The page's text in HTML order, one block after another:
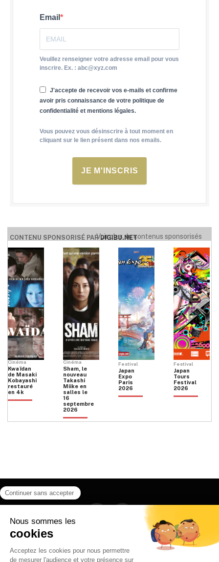
Email
Veuillez renseigner votre adresse email pour vous
inscrire. Ex. : abc@xyz.com
J'accepte de recevoir vos e-mails et confirme
avoir pris connaissance de votre politique de
confidentialité et mentions légales.
Vous pouvez vous désinscrire à tout moment en
cliquant sur le lien présent dans nos emails.
JE M'INSCRIS
CONTENU SPONSORISÉ PARDIGIBU.NET
Voir plus de contenus sponsorisés
Cinéma
Kwaïdan
de Masaki
Kobayashi
restauré
en 4k
Cinéma
Sham, le
nouveau
Takashi
Miike en
salles le
16
septembre
2026
Festival
Japan
Expo
Paris
2026
Festival
Japan
Tours
Festival
2026
Instagram
CONTACT
POLITIQUE DE CONFIDENTIALITÉ